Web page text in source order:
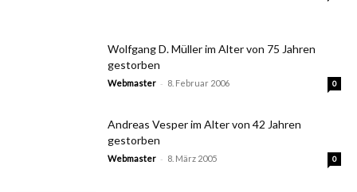
Wolfgang D. Müller im Alter von 75 Jahren
gestorben
Webmaster - 8. Februar 2006 0
Andreas Vesper im Alter von 42 Jahren
gestorben
Webmaster - 8. März 2005 0